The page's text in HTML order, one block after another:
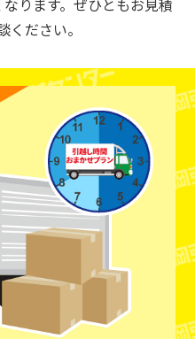
ります。ぜひともお見積
ください。